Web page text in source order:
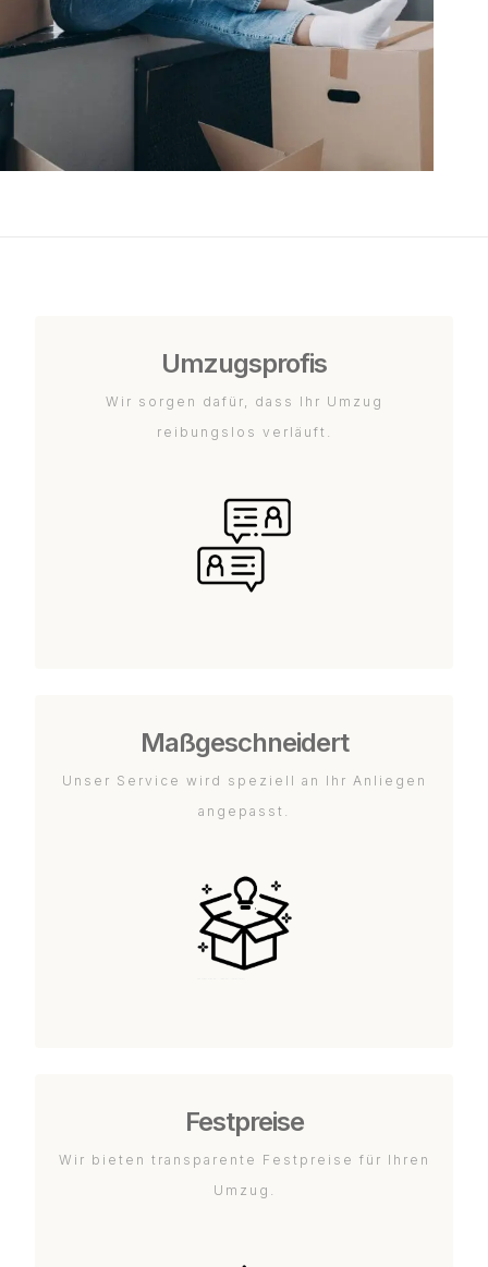
Umzugsprofis
Wir sorgen dafür, dass Ihr Umzug
reibungslos verläuft.
Maßgeschneidert
Unser Service wird speziell an Ihr Anliegen
angepasst.
Festpreise
Wir bieten transparente Festpreise für Ihren
Umzug.